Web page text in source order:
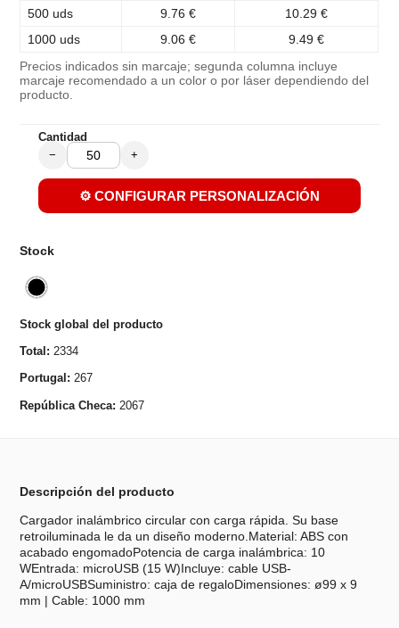
500 uds
9.76 €
10.29 €
1000 uds
9.06 € 9.49 €
Precios indicados sin marcaje; segunda columna incluye
marcaje recomendado a un color o por láser dependiendo del
producto.
Cantidad
− +
⚙️ CONFIGURAR PERSONALIZACIÓN
Stock
Stock global del producto
Total: 2334
Portugal: 267
República Checa: 2067
Descripción del producto
Cargador inalámbrico circular con carga rápida. Su base
retroiluminada le da un diseño moderno.Material: ABS con
acabado engomadoPotencia de carga inalámbrica: 10
WEntrada: microUSB (15 W)Incluye: cable USB-
A/microUSBSuministro: caja de regaloDimensiones: ø99 x 9
mm | Cable: 1000 mm